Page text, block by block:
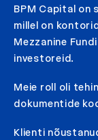
BPM Capital
millel on
Mezzanine
investoreid.
Meie roll oli
dokumentide
Klienti